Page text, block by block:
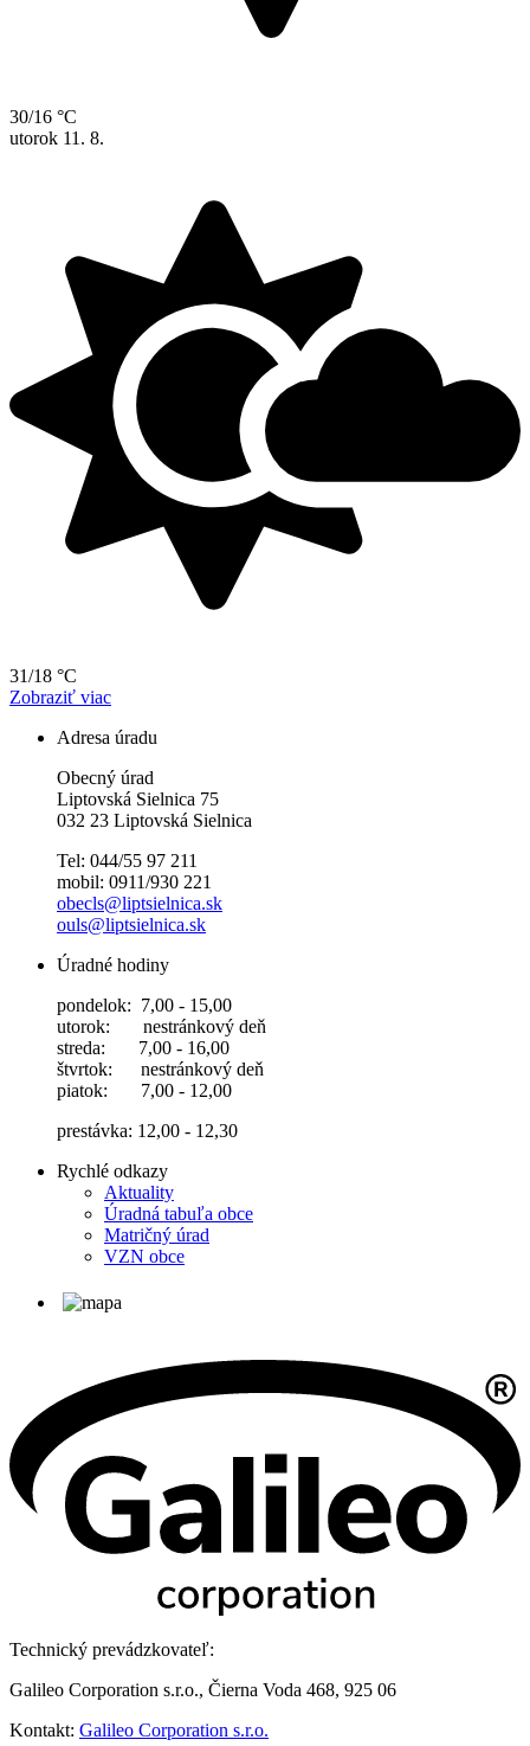
30/16 °C
utorok 11. 8.
31/18 °C
Zobraziť viac
Adresa úradu
Obecný úrad
Liptovská Sielnica 75
032 23 Liptovská Sielnica
Tel: 044/55 97 211
mobil: 0911/930 221
obecls@liptsielnica.sk
ouls@liptsielnica.sk
Úradné hodiny
pondelok: 7,00 - 15,00
utorok: nestránkový deň
streda: 7,00 - 16,00
štvrtok: nestránkový deň
piatok: 7,00 - 12,00
prestávka: 12,00 - 12,30
Rychlé odkazy
Aktuality
Úradná tabuľa obce
Matričný úrad
VZN obce
Technický prevádzkovateľ:
Galileo Corporation s.r.o., Čierna Voda 468, 925 06
Kontakt: Galileo Corporation s.r.o.